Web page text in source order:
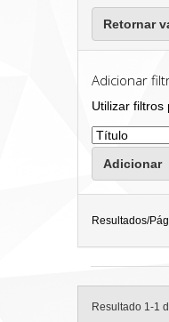
Retornar
Adicionar
Utilizar filtros
Resultados/
Resultado 1-1